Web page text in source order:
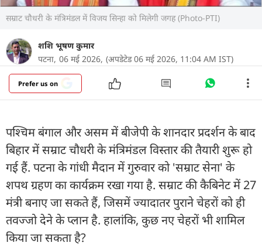
सम्राट चौधरी के मंत्रिमंडल में विजय सिन्हा को मिलेगी जगह (Photo-PTI)
शशि भूषण कुमार
पटना, 06 मई 2026, (अपडेटेड 06 मई 2026, 11:04 AM IST)
Prefer us on
पश्चिम बंगाल और असम में बीजेपी के शानदार प्रदर्शन के बाद
बिहार में सम्राट चौधरी के मंत्रिमंडल विस्तार की तैयारी शुरू हो
गई हैं. पटना के गांधी मैदान में गुरुवार को 'सम्राट सेना' के
शपथ ग्रहण का कार्यक्रम रखा गया है. सम्राट की कैबिनेट में 27
मंत्री बनाए जा सकते हैं, जिसमें ज्यादातर पुराने चेहरों को ही
तवज्जो देने के प्लान है. हालांकि, कुछ नए चेहरों भी शामिल
किया जा सकता है?